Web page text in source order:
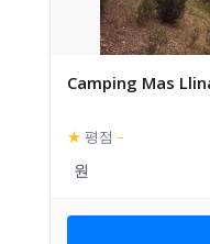
Camping Mas
★ 평점 –